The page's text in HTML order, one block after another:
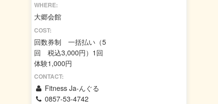
WHERE:
大郷会館
COST:
回数券制 一括払い（5
回 税込3,000円）1回
体験1,000円
CONTACT:
Fitness Ja-んぐる
0857-53-4742